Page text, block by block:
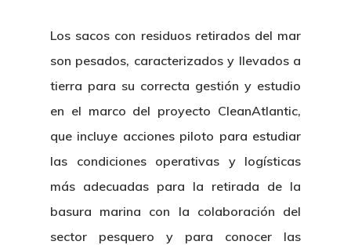
Los sacos con residuos retirados del mar
son pesados, caracterizados y llevados a
tierra para su correcta gestión y estudio
en el marco del proyecto CleanAtlantic,
que incluye acciones piloto para estudiar
las condiciones operativas y logísticas
más adecuadas para la retirada de la
basura marina con la colaboración del
sector pesquero y para conocer las